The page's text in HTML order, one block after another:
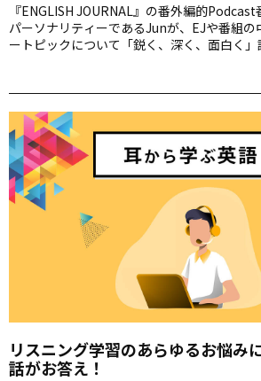
『ENGLISH JOURNAL』の番外編的
パーソナリティーであるJunが、EJや番組の
ートピックについて「鋭く、深く、面白く」
リスニング学習のあらゆるお悩み
話がお答え！